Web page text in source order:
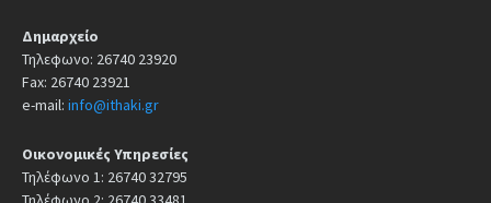
Δημαρχείο
Τηλεφωνο: 26740 23920
Fax: 26740 23921
e-mail: info@ithaki.gr
Οικονομικές Υπηρεσίες
Τηλέφωνο 1: 26740 32795